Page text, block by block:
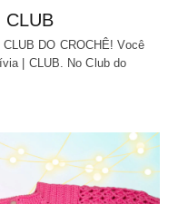
CLUB
DO CROCHÊ! Você
| CLUB. No Club do